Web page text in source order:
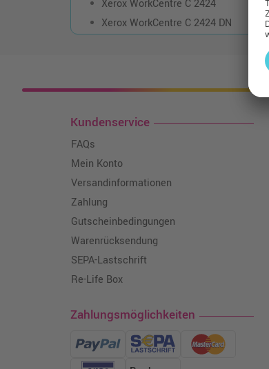
Xerox WorkCentre C 2424
Xerox WorkCentre C 2424 DN
Kundenservice
FAQs
Mein Konto
Versandinformationen
Zahlung
Gutscheinbedingungen
Warenrücksendung
SEPA-Lastschrift
Re-Life Box
Zahlungsmöglichkeiten